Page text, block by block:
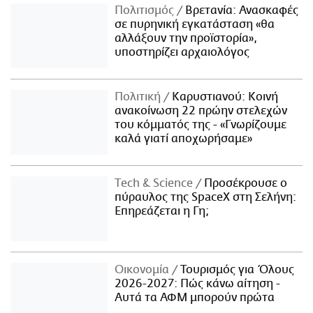
Πολιτισμός
Βρετανία: Ανασκαφές
σε πυρηνική εγκατάσταση «θα
αλλάξουν την προϊστορία»,
υποστηρίζει αρχαιολόγος
Πολιτική
Καρυστιανού: Κοινή
ανακοίνωση 22 πρώην στελεχών
του κόμματός της - «Γνωρίζουμε
καλά γιατί αποχωρήσαμε»
Τech & Science
Προσέκρουσε ο
πύραυλος της SpaceX στη Σελήνη:
Επηρεάζεται η Γη;
Οικονομία
Τουρισμός για Όλους
2026-2027: Πώς κάνω αίτηση -
Αυτά τα ΑΦΜ μπορούν πρώτα